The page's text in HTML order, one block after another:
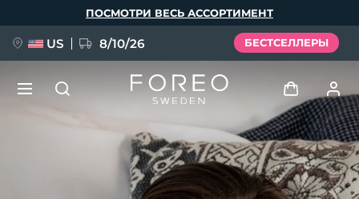
ПОСМОТРИ ВЕСЬ АССОРТИМЕНТ
US 8/10/26 БЕСТСЕЛЛЕРЫ
Войти
Профиль пользователя
BREAKING NEWS